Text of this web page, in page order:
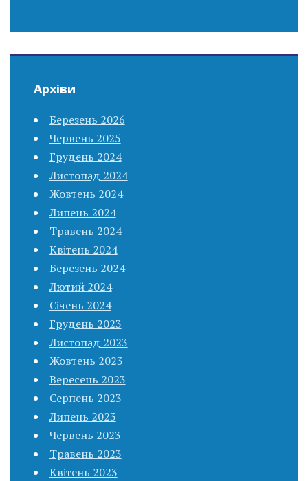
Архіви
Березень 2026
Червень 2025
Грудень 2024
Листопад 2024
Жовтень 2024
Липень 2024
Травень 2024
Квітень 2024
Березень 2024
Лютий 2024
Січень 2024
Грудень 2023
Листопад 2023
Жовтень 2023
Вересень 2023
Серпень 2023
Липень 2023
Червень 2023
Травень 2023
Квітень 2023